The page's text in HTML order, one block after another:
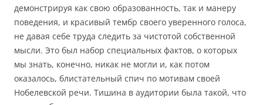
демонстрируя как свою образованность, так и манеру
поведения, и красивый тембр своего уверенного голоса,
не давая себе труда следить за чистотой собственной
мысли. Это был набор специальных фактов, о которых
мы знать, конечно, никак не могли и, как потом
оказалось, блистательный спич по мотивам своей
Нобелевской речи. Тишина в аудитории была такой, что